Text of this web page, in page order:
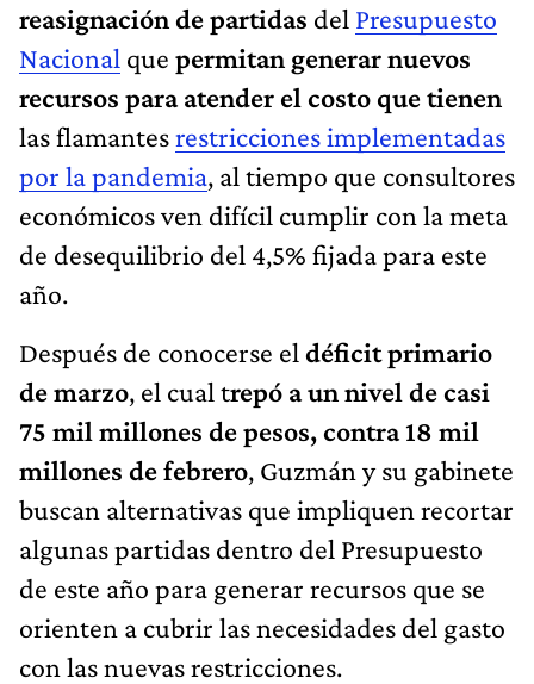
reasignación de partidas del Presupuesto
Nacional que permitan generar nuevos
recursos para atender el costo que tienen
las flamantesrestricciones implementadas
por la pandemia, al tiempo que consultores
económicos ven difícil cumplir con la meta
de desequilibrio del 4,5% fijada para este
año.
Después de conocerse el déficit primario
de marzo, el cual trepó a un nivel de casi
75 mil millones de pesos, contra 18 mil
millones de febrero, Guzmán y su gabinete
buscan alternativas que impliquen recortar
algunas partidas dentro del Presupuesto
de este año para generar recursos que se
orienten a cubrir las necesidades del gasto
con las nuevas restricciones.